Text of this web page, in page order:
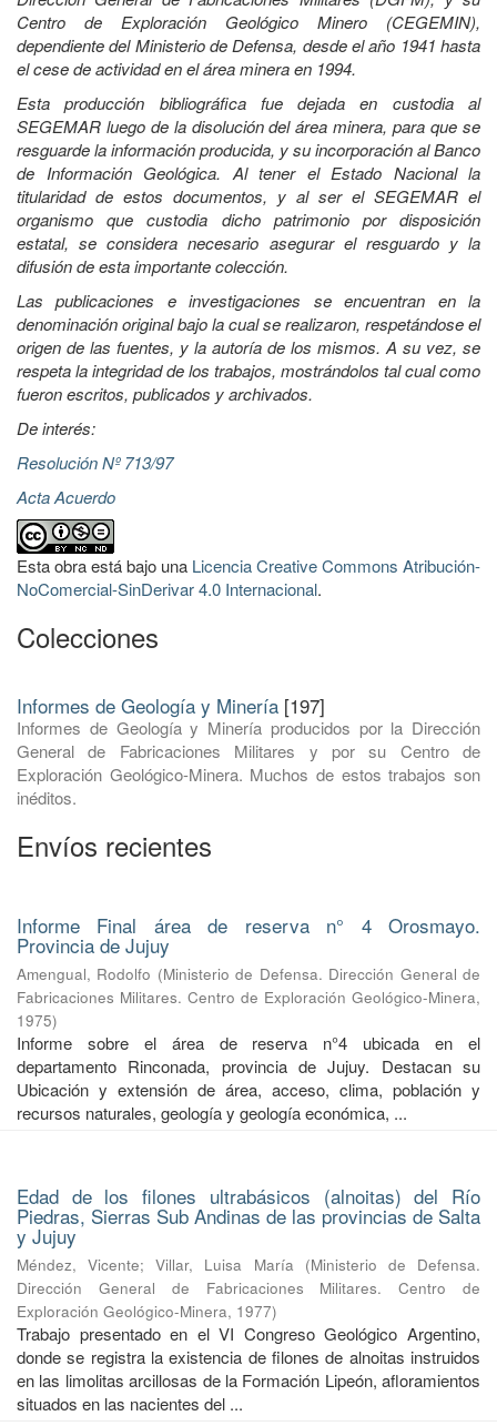
Centro de Exploración Geológico Minero (CEGEMIN),
dependiente del Ministerio de Defensa, desde el año 1941 hasta
el cese de actividad en el área minera en 1994.
Esta producción bibliográfica fue dejada en custodia al
SEGEMAR luego de la disolución del área minera, para que se
resguarde la información producida, y su incorporación al Banco
de Información Geológica. Al tener el Estado Nacional la
titularidad de estos documentos, y al ser el SEGEMAR el
organismo que custodia dicho patrimonio por disposición
estatal, se considera necesario asegurar el resguardo y la
difusión de esta importante colección.
Las publicaciones e investigaciones se encuentran en la
denominación original bajo la cual se realizaron, respetándose el
origen de las fuentes, y la autoría de los mismos. A su vez, se
respeta la integridad de los trabajos, mostrándolos tal cual como
fueron escritos, publicados y archivados.
De interés:
Resolución Nº 713/97
Acta Acuerdo
Esta obra está bajo una Licencia Creative Commons Atribución-
NoComercial-SinDerivar 4.0 Internacional.
Colecciones
Informes de Geología y Minería [197]
Informes de Geología y Minería producidos por la Dirección
General de Fabricaciones Militares y por su Centro de
Exploración Geológico-Minera. Muchos de estos trabajos son
inéditos.
Envíos recientes
Informe Final área de reserva n° 4 Orosmayo.
Provincia de Jujuy
Amengual, Rodolfo (Ministerio de Defensa. Dirección General de
Fabricaciones Militares. Centro de Exploración Geológico-Minera,
1975)
Informe sobre el área de reserva n°4 ubicada en el
departamento Rinconada, provincia de Jujuy. Destacan su
Ubicación y extensión de área, acceso, clima, población y
recursos naturales, geología y geología económica, ...
Edad de los filones ultrabásicos (alnoitas) del Río
Piedras, Sierras Sub Andinas de las provincias de Salta
y Jujuy
Méndez, Vicente;Villar, Luisa María (Ministerio de Defensa.
Dirección General de Fabricaciones Militares. Centro de
Exploración Geológico-Minera, 1977)
Trabajo presentado en el VI Congreso Geológico Argentino,
donde se registra la existencia de filones de alnoitas instruidos
en las limolitas arcillosas de la Formación Lipeón, afloramientos
situados en las nacientes del ...